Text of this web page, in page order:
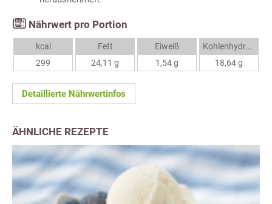
Nährwert pro Portion
kcal
299
Fett
24,11 g
Eiweiß
1,54 g
Kohlenhydrate
18,64 g
Detaillierte Nährwertinfos
ÄHNLICHE REZEPTE